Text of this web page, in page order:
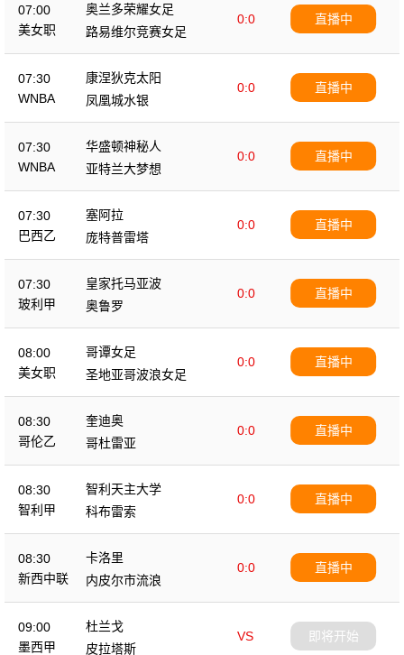
07:00
美女职
奥兰多荣耀女足
0:0
路易维尔竞赛女足
直播中
07:30
WNBA
康涅狄克太阳
0:0
凤凰城水银
直播中
07:30
WNBA
华盛顿神秘人
0:0
亚特兰大梦想
直播中
07:30
巴西乙
塞阿拉
0:0
庞特普雷塔
直播中
07:30
玻利甲
皇家托马亚波
0:0
奥鲁罗
直播中
08:00
美女职
哥谭女足
0:0
圣地亚哥波浪女足
直播中
08:30
哥伦乙
奎迪奥
0:0
哥杜雷亚
直播中
08:30
智利甲
智利天主大学
0:0
科布雷索
直播中
08:30
新西中联
卡洛里
0:0
内皮尔市流浪
直播中
09:00
墨西甲
杜兰戈
VS
皮拉塔斯
即将开始